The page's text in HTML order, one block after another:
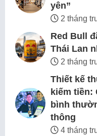
yên”
2 tháng
Red Bull
Thái Lan
2 tháng
Thiết kế
kiếm
bình
thông
4 tháng